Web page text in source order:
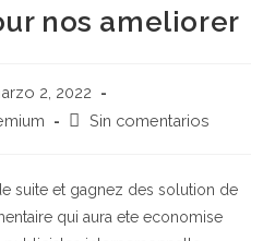
nos ameliorer
2, 2022
Comentarios
entrada:
Sin comentarios
suite et gagnez des solution de
qui aura ete economise